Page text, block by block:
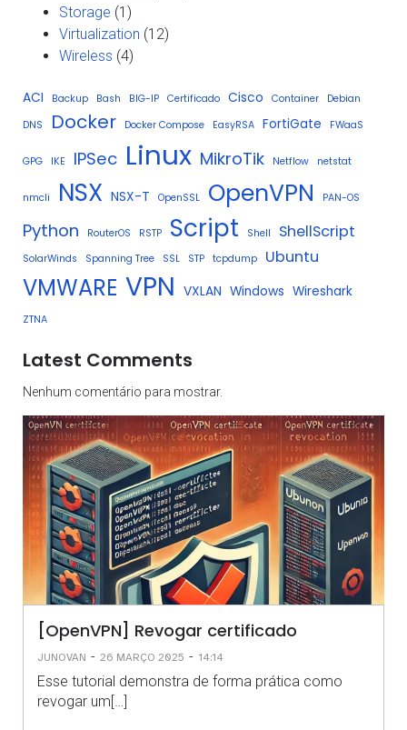
Storage (1)
Virtualization (12)
Wireless (4)
ACI Backup Bash BIG-IP Certificado Cisco Container
Debian
DNS
Docker Docker Compose EasyRSA FortiGate FWaaS
GPG IKE IPSec Linux MikroTik Netflow netstat
nmcli NSX NSX-T OpenSSL OpenVPN PAN-OS
Python RouterOS RSTP Script Shell ShellScript
SolarWinds Spanning Tree SSL STP tcpdump Ubuntu
VMWARE VPN VXLAN Windows Wireshark
ZTNA
Latest Comments
Nenhum comentário para mostrar.
[OpenVPN] Revogar certificado
JUNOVAN - 26 MARÇO 2025 - 14:14
Esse tutorial demonstra de forma prática como
revogar um[…]